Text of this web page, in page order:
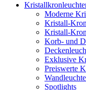
Moderne
Kristall-
Kristall-
Korb- und
Exklusive
Preiswerte
Spotlights